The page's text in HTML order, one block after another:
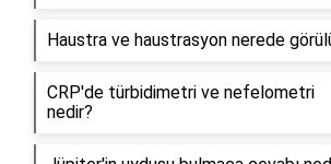
Haustra ve haustrasyon nerede
CRP'de türbidimetri ve nefelometri
nedir?